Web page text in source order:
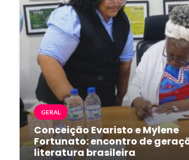
GERAL
Conceição Evaristo e Mylene
Fortunato: encontro de
literatura brasileira